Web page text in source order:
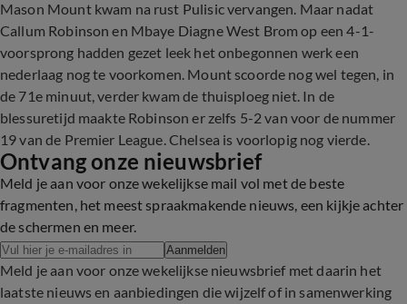
Mason Mount kwam na rust Pulisic vervangen. Maar nadat
Callum Robinson en Mbaye Diagne West Brom op een 4-1-
voorsprong hadden gezet leek het onbegonnen werk een
nederlaag nog te voorkomen. Mount scoorde nog wel tegen, in
de 71e minuut, verder kwam de thuisploeg niet. In de
blessuretijd maakte Robinson er zelfs 5-2 van voor de nummer
19 van de Premier League. Chelsea is voorlopig nog vierde.
Ontvang onze nieuwsbrief
Meld je aan voor onze wekelijkse mail vol met de beste
fragmenten, het meest spraakmakende nieuws, een kijkje achter
de schermen en meer.
Aanmelden
Meld je aan voor onze wekelijkse nieuwsbrief met daarin het
laatste nieuws en aanbiedingen die wijzelf of in samenwerking